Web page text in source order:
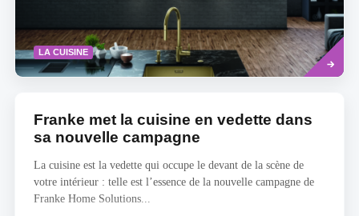
LA CUISINE
Read
more
Franke met la cuisine en vedette dans
sa nouvelle campagne
La cuisine est la vedette qui occupe le devant de la scène de
votre intérieur : telle est l’essence de la nouvelle campagne de
Franke Home Solutions...